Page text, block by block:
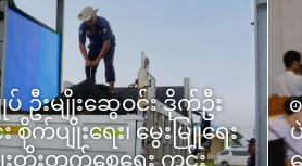
ဦးမျိုးဆွေဝင်း ဒိုက်ဦး
ပျိုးရေး၊ မွေးမြူရေး
ြိုးတိုးတက်စေရေး ကွင်း
ဦးမျိုးဆွေဝင်း ပြည်
နှင့်ပတ်သက်သည့် စက်မှု၊
ဖြိုးတိုးတက်စေရေး